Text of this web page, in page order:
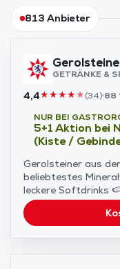
813 Anbieter
GETRÄNKE &
4,4★★★★★(34)88
NUR BEI
5+1 Aktion bei
(Kiste /
Gerolsteiner aus
beliebtestes
leckere Softdrinks 🍉